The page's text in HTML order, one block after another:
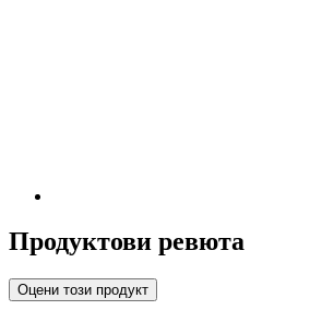
Продуктови ревюта
Оцени този продукт